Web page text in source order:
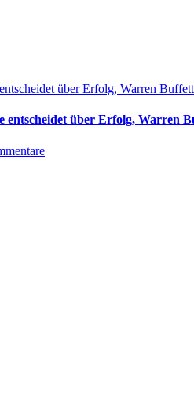
über Erfolg, Warren
über Erfolg, Warren